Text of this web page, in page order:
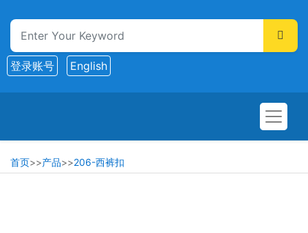
登录账号 English
首页>>产品>>206-西裤扣